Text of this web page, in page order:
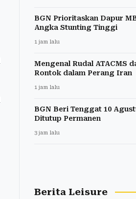
BGN Prioritaskan Dapur
Angka Stunting Tinggi
1 jam lalu
Mengenal Rudal ATACMS
Rontok dalam Perang Iran
1 jam lalu
BGN Beri Tenggat 10
Ditutup Permanen
3 jam lalu
Berita Leisure